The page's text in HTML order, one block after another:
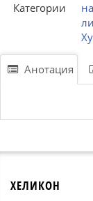
Категории
Анотация
ХЕЛИКОН